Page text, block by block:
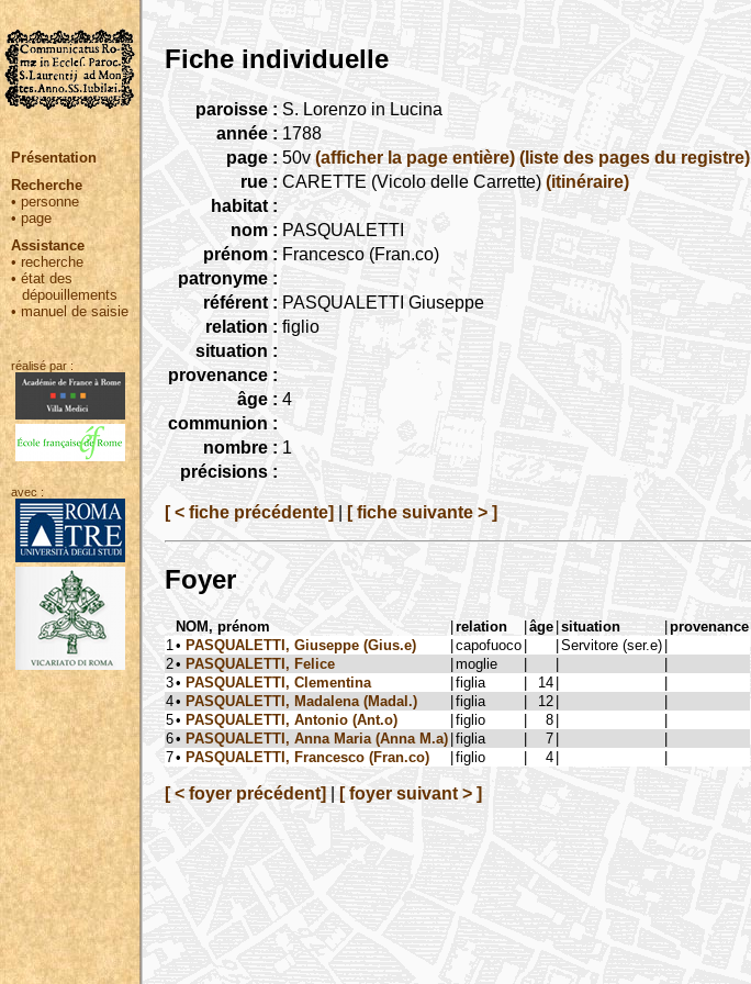
Présentation
Recherche
• personne
•page
Assistance
• recherche
•état des
dépouillements
•manuel de saisie
réalisé par :
avec :
Fiche individuelle
paroisse : S. Lorenzo in Lucina
année : 1788
page : 50v (afficher la page entière) (liste des pages du registre)
rue : CARETTE (Vicolo delle Carrette) (itinéraire)
habitat :
nom : PASQUALETTI
prénom : Francesco (Fran.co)
patronyme :
référent : PASQUALETTI Giuseppe
relation : figlio
situation :
provenance :
âge : 4
communion :
nombre : 1
précisions :
[ < fiche précédente] [ fiche suivante > ]
Foyer
NOM, prénom |relation |âge |situation |provenance
1 • PASQUALETTI, Giuseppe (Gius.e) |capofuoco | |Servitore (ser.e) |
2• PASQUALETTI, Felice |moglie | |
|
3• PASQUALETTI, Clementina |figlia | 14 |
|
4• PASQUALETTI, Madalena (Madal.) |figlia | 12 |
|
5• PASQUALETTI, Antonio (Ant.o) |figlio | 8 |
|
6• PASQUALETTI, Anna Maria (Anna M.a) |figlia | 7 |
|
7• PASQUALETTI, Francesco (Fran.co) |figlio | 4 | |
[ < foyer précédent] [ foyer suivant > ]